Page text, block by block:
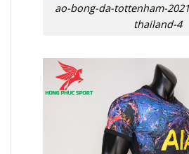
ao-bong-da-tottenham-
thailand-4